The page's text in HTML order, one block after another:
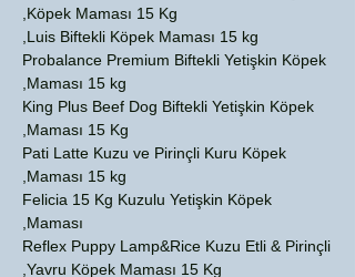
Köpek Maması 15 Kg,
Luis Biftekli Köpek Maması 15 kg,
Probalance Premium Biftekli Yetişkin Köpek
Maması 15 kg,
King Plus Beef Dog Biftekli Yetişkin Köpek
Maması 15 Kg,
Pati Latte Kuzu ve Pirinçli Kuru Köpek
Maması 15 kg,
Felicia 15 Kg Kuzulu Yetişkin Köpek
Maması,
Reflex Puppy Lamp&Rice Kuzu Etli & Pirinçli
Yavru Köpek Maması 15 Kg,